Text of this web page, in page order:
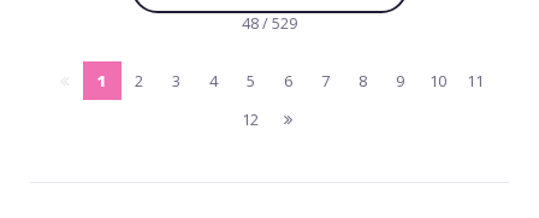
48 / 529
pagina
1
(current)
2 3 4 5 6 7 8 9 10
11
12
pagina